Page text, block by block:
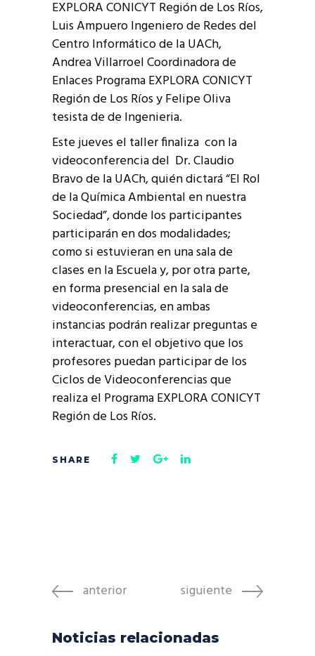
EXPLORA CONICYT Región de Los Ríos,
Luis Ampuero Ingeniero de Redes del
Centro Informático de la UACh,
Andrea Villarroel Coordinadora de
Enlaces Programa EXPLORA CONICYT
Región de Los Ríos y Felipe Oliva
tesista de de Ingenieria.
Este jueves el taller finaliza con la
videoconferencia del Dr. Claudio
Bravo de la UACh, quién dictará “El Rol
de la Química Ambiental en nuestra
Sociedad”, donde los participantes
participarán en dos modalidades;
como si estuvieran en una sala de
clases en la Escuela y, por otra parte,
en forma presencial en la sala de
videoconferencias, en ambas
instancias podrán realizar preguntas e
interactuar, con el objetivo que los
profesores puedan participar de los
Ciclos de Videoconferencias que
realiza el Programa EXPLORA CONICYT
Región de Los Ríos.
anterior siguiente
Noticias relacionadas